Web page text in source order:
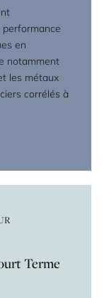
performance
en
notamment
les métaux
corrélés à
Terme